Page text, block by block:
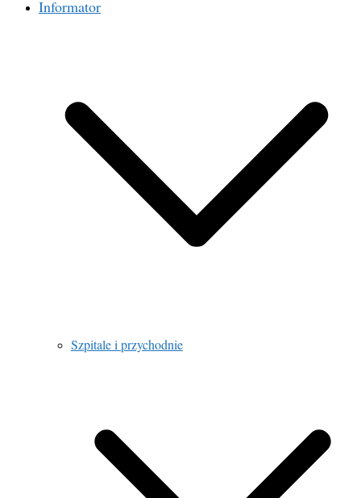
Informator
Szpitale i przychodnie